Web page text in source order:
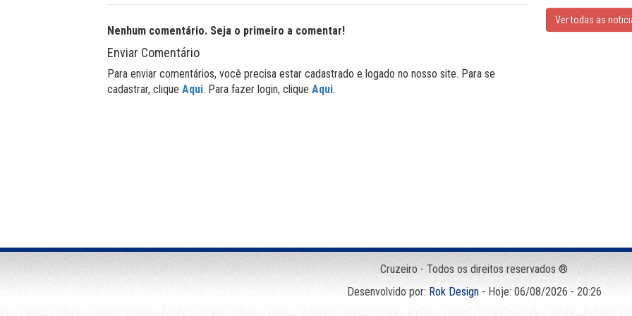
Nenhum comentário. Seja o primeiro a comentar!
Enviar Comentário
Para enviar comentários, você precisa estar cadastrado e logado no nosso site. Para se
cadastrar, clique Aqui. Para fazer login, clique Aqui.
Ver todas as
Cruzeiro - Todos os direitos reservados ®
Desenvolvido por: Rok Design- Hoje: 06/08/2026 - 20:26